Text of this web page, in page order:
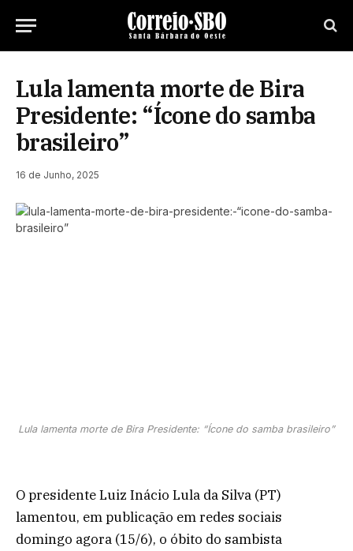
Lula lamenta morte de Bira
Presidente: “Ícone do samba
brasileiro”
16 de Junho, 2025
Lula lamenta morte de Bira Presidente: “Ícone do samba brasileiro”
O presidente Luiz Inácio Lula da Silva (PT)
lamentou, em publicação em redes sociais
domingo agora (15/6), o óbito do sambista